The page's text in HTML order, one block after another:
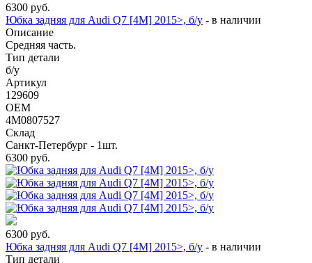
6300 руб.
Юбка задняя для Audi Q7 [4M] 2015>, б/у - в наличии
Описание
Средняя часть.
Тип детали
б/у
Артикул
129609
OEM
4M0807527
Склад
Санкт-Петербург - 1шт.
6300 руб.
6300 руб.
Юбка задняя для Audi Q7 [4M] 2015>, б/у - в наличии
Тип детали